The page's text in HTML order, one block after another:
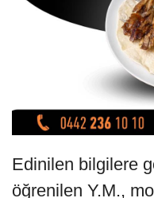
Edinilen bilgilere
öğrenilen Y.M.,